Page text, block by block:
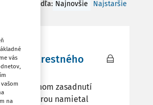
Zoradiť podľa: Najnovšie Najstaršie
vety trestného
neverejnom zasadnutí
ktorou namietal
vás
na